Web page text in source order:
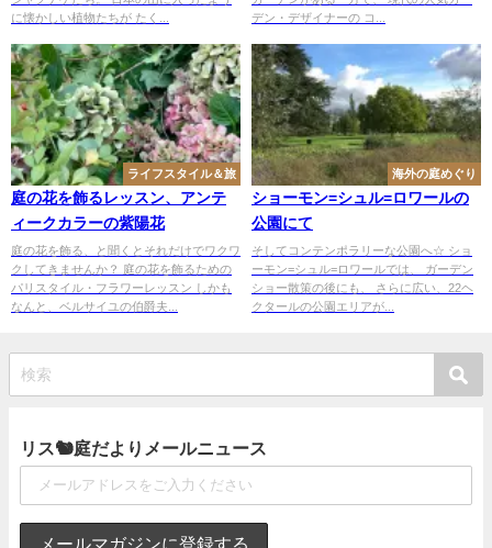
に懐かしい植物たちが たく...
デン・デザイナーの コ...
ライフスタイル＆旅
庭の花を飾るレッスン、アンテ
ィークカラーの紫陽花
庭の花を飾る、と聞くとそれだけでワクワ
クしてきませんか？ 庭の花を飾るための
パリスタイル・フラワーレッスン しかも
なんと、ベルサイユの伯爵夫...
海外の庭めぐり
ショーモン=シュル=ロワールの
公園にて
そしてコンテンポラリーな公園へ☆ ショ
ーモン=シュル=ロワールでは、 ガーデン
ショー散策の後にも、 さらに広い、22ヘ
クタールの公園エリアが...
リス🐿庭だよりメールニュース